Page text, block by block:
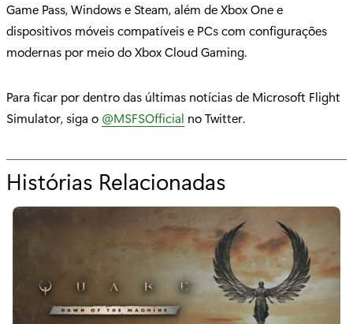
Game Pass, Windows e Steam, além de Xbox One e
dispositivos móveis compatíveis e PCs com configurações
modernas por meio do Xbox Cloud Gaming.
Para ficar por dentro das últimas notícias de Microsoft Flight
Simulator, siga o @MSFSOfficial no Twitter.
Histórias Relacionadas
a
r
a
"